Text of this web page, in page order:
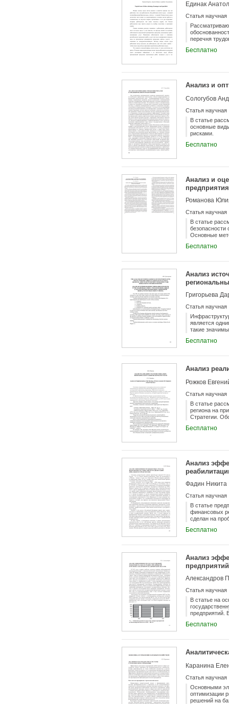
бизнес-
Единак
Статья научная
перечня
категории
Бесплатно
Анализ и
Сологубов
Статья научная
В статье
основные
рисками.
Бесплатно
Анализ и
предприятия
Романова
Статья научная
В статье
безопасности
Основные
материалы
и
кадрового
Бесплатно
Анализ
туризма
Григорьева
Статья научная
является
такие
средства, за
Бесплатно
Анализ
Рожков
Статья научная
В статье
региона на
Стратегии.
Методы
социально-
сегодняшний
будущей
стратегии -
воплотилось.
столицы как
призму
механизм
новой
цели
Бесплатно
Анализ
Фадин Никита
Статья научная
В статье
финансовых
сделан на
Бесплатно
Анализ
Александров
Статья научная
В статье на
предприятий.
договорам
течении двух
возможность
Бесплатно
Каранина
Статья научная
Основными
оптимизации
решений на